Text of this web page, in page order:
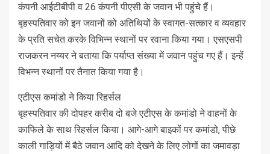
कंपनी आईटीबीपी व 26 कंपनी पीएसी के जवान भी पहुंचे हैं।
बृहस्पतिवार को इन जवानों को अतिथियों के स्वागत-सत्कार व व्यवहार
के प्रति सचेत करके विभिन्न स्थानों पर रवाना किया गया। एसएसपी
राजकरन नय्यर ने बताया कि पर्याप्त संख्या में जवान पहुंच गए हैं। इन्हें
विभन्न स्थानों पर तैनात किया गया है।
एटीएस कमांडो ने किया रिहर्सल
बृहस्पतिवार की दोपहर करीब दो बजे एटीएस के कमांडो ने वाहनों के
काफिले के साथ रिहर्सल किया। आगे-आगे बाइकों पर कमांडो, पीछे
काली गाड़ियों में बैठे जवान आदि को देखने के लिए लोगों का जमावड़ा